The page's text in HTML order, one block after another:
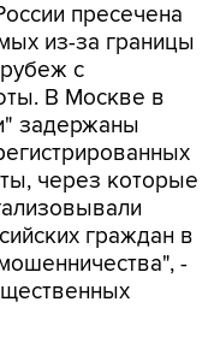
пресечена
из-за границы
с
В Москве в
задержаны
через которые
граждан в
-